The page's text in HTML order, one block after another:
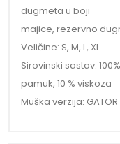
dugmeta u boji
majice, rezervno
Veličine: S, M, L, XL
Sirovinski sastav:
pamuk, 10 % viskoza
Muška verzija: